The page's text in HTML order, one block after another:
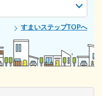
すまいステップTOPへ